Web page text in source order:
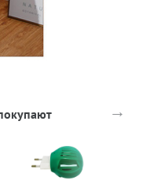
→